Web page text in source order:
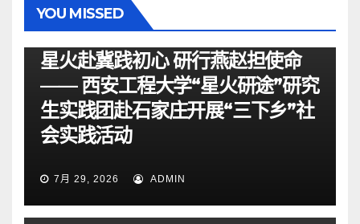
YOU MISSED
星火赴冀践初心 研行燕赵担使命
—— 西安工程大学“星火研途”研究
生实践团赴石家庄开展“三下乡”社
会实践活动
7月 29, 2026 ADMIN